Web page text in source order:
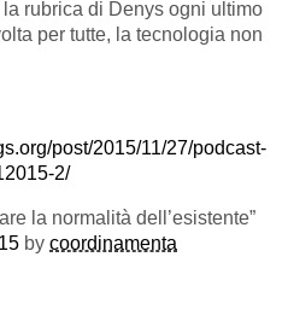
rubrica di Denys ogni ultimo
per tutte, la tecnologia non
post/2015/11/27/podcast-
2/
la normalità dell’esistente”
by coordinamenta